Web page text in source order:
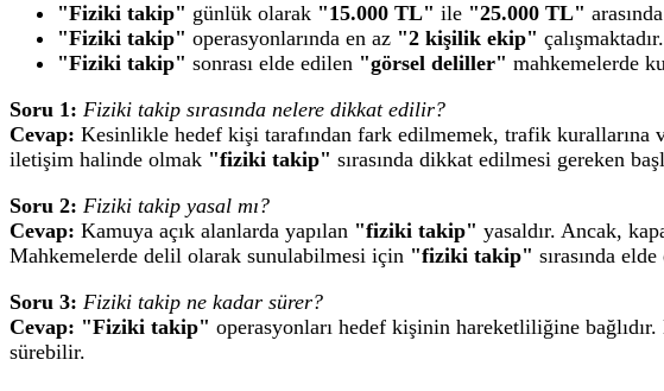
"Fiziki takip" günlük olarak "15.000 TL" ile "25.000 TL"
"Fiziki takip" operasyonlarında en az "2 kişilik ekip" çalışmaktadır.
"Fiziki takip" sonrası elde edilen "görsel deliller" mahkemelerde
Soru 1: Fiziki takip sırasında nelere dikkat edilir?
Cevap: Kesinlikle hedef kişi tarafından fark edilmemek, trafik
iletişim halinde olmak "fiziki takip" sırasında dikkat edilmesi gereken
Soru 2: Fiziki takip yasal mı?
Cevap: Kamuya açık alanlarda yapılan "fiziki takip" yasaldır. Ancak,
Mahkemelerde delil olarak sunulabilmesi için "fiziki takip" sırasında
Soru 3: Fiziki takip ne kadar sürer?
Cevap: "Fiziki takip" operasyonları hedef kişinin hareketliliğine
sürebilir.